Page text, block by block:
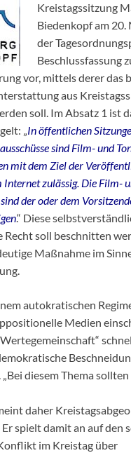
Kreistagssitzung
Biedenkopf am
der
Beschlussfassung
vor, mittels derer das
aus
soll. Im Absatz 1 ist
„In öffentlichen
sind Film- und
mit dem Ziel der
zulässig. Die Film-
der oder dem
.“ Diese
Recht soll beschnitten
Maßnahme im
autokratischen
Medien
diesem Thema
daher
spielt damit an auf den
im Kreistag über